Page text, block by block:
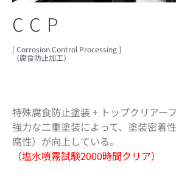
CCP
[ Corrosion Control Processing ]
（腐食防止加工）
特殊腐食防止塗装 + トップクリアー
強力な二重塗装によって、塗装密着
腐性）が向上している。
（塩水噴霧試験2000時間クリア）